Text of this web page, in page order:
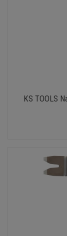
KS TOOLS